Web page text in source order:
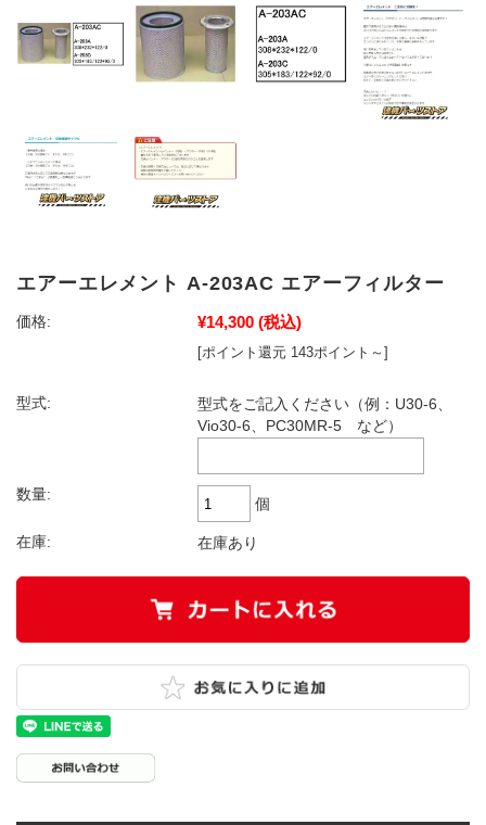
エアーエレメント A-203AC エアーフィルター
価格: ¥14,300 (税込)
[ポイント還元 143ポイント～]
型式:
型式をご記入ください（例：U30-6、
Vio30-6、PC30MR-5 など）
数量:
個
在庫: 在庫あり